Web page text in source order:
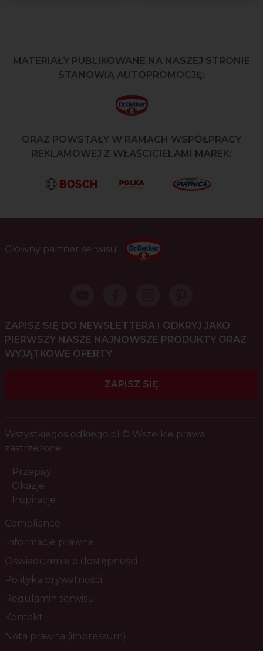
MATERIAŁY PUBLIKOWANE NA NASZEJ STRONIE
STANOWIĄ AUTOPROMOCJĘ:
ORAZ POWSTAŁY W RAMACH WSPÓŁPRACY
REKLAMOWEJ Z WŁAŚCICIELAMI MAREK:
Główny partner serwisu
ZAPISZ SIĘ DO NEWSLETTERA I ODKRYJ JAKO
PIERWSZY NASZE NAJNOWSZE PRODUKTY ORAZ
WYJĄTKOWE OFERTY
ZAPISZ SIĘ
Wszystkiegoslodkiego.pl © Wszelkie prawa
zastrzeżone
Przepisy
Okazje
Inspiracje
Compliance
Informacje prawne
Oświadczenie o dostępności
Polityka prywatności
Regulamin serwisu
Kontakt
Nota prawna (impressum)